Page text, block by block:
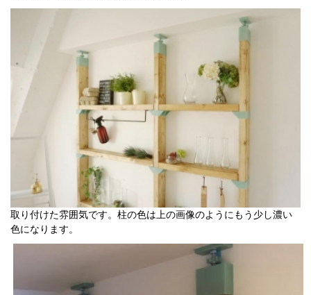
取り付けた雰囲気です。柱の色は上の画像のようにもう少し濃い
色になります。